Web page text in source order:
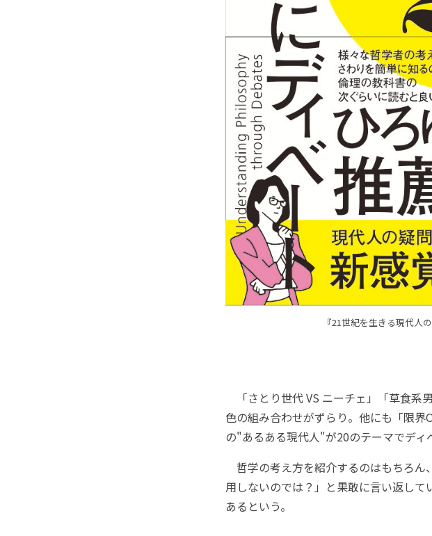
『21世紀を生きる現代人
「さとり世代 VS ニーチェ」「草食系
色の組み合わせがずらり。他にも「限
の"あるある現代人"が20のテーマでディ
哲学の考え方を紹介するのはもちろん
用しないのでは？」と果敢に言い返し
あるという。